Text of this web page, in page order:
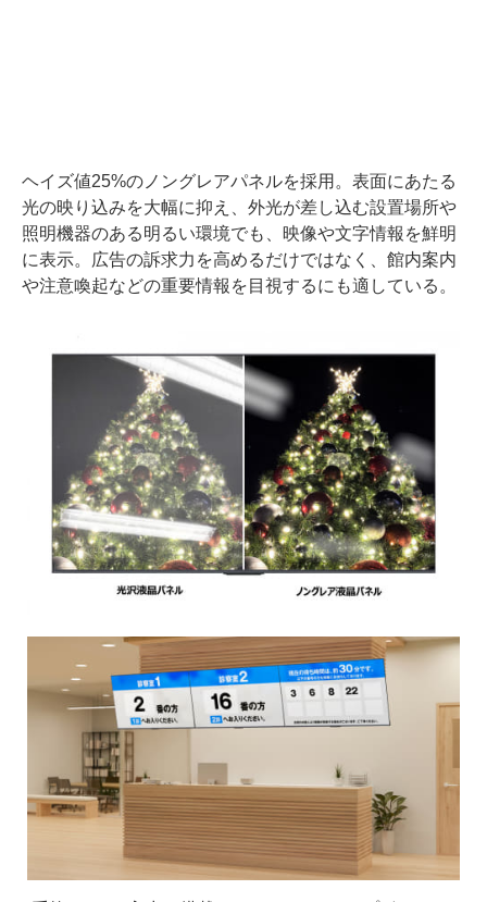
ヘイズ値25%のノングレアパネルを採用。表面にあたる
光の映り込みを大幅に抑え、外光が差し込む設置場所や
照明機器のある明るい環境でも、映像や文字情報を鮮明
に表示。広告の訴求力を高めるだけではなく、館内案内
や注意喚起などの重要情報を目視するにも適している。